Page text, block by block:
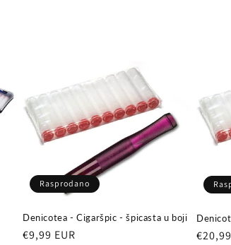
Rasprodano
Denicotea - Cigaršpic - špicasta u boji
Redovna
€9,99 EUR